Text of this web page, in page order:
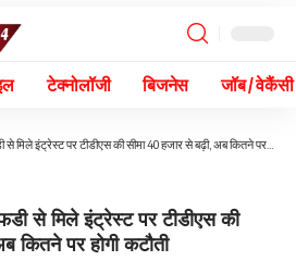
टेक्नोलॉजी बिजनेस जॉब / वेकैंसी
इंट्रेस्ट पर टीडीएस की सीमा 40 हजार से बढ़ी, अब कितने पर होगी कटौती
से मिले इंट्रेस्ट पर टीडीएस की
कितने पर होगी कटौती